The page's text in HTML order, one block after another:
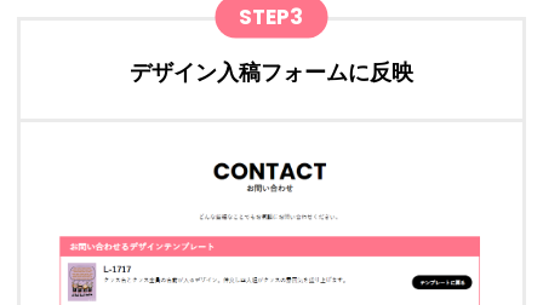
STEP3
デザイン入稿フォームに反映